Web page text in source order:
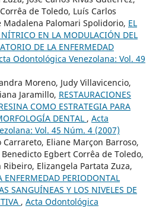
de Toledo, Luís Carlos
Madalena Palomari Spolidorio, EL
NÍTRICO EN LA MODULACIÓN DEL
DE LA ENFERMEDAD
Odontológica Venezolana: Vol. 49
Moreno, Judy Villavicencio,
Jaramillo, RESTAURACIONES
COMO ESTRATEGIA PARA
DENTAL , Acta
Vol. 45 Núm. 4 (2007)
Carrareto, Eliane Marçon Barroso,
Benedicto Egbert Corrêa de Toledo,
Elizangela Partata Zuza,
ENFERMEDAD PERIODONTAL
SANGUÍNEAS Y LOS NIVELES DE
, Acta Odontológica